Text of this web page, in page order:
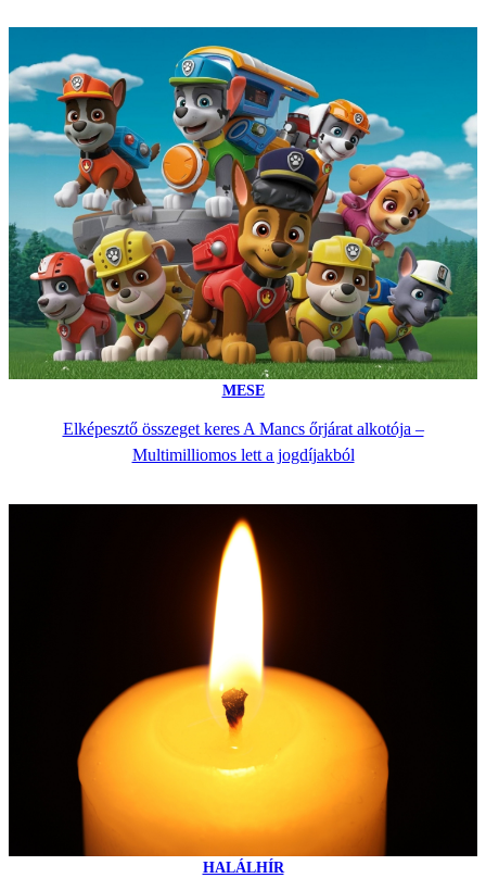
MESE
Elképesztő összeget keres A Mancs őrjárat alkotója –
Multimilliomos lett a jogdíjakból
HALÁLHÍR